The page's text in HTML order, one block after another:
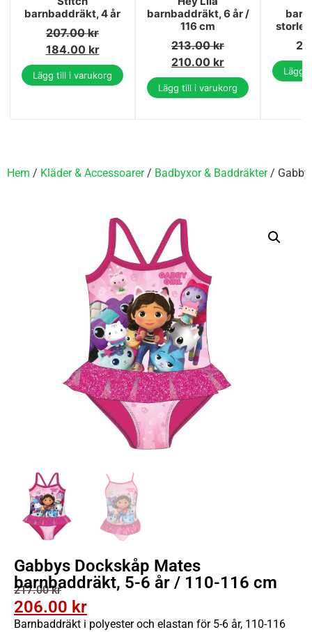
barnbaddräkt, 4 år
207.00kr
184.00 kr
Lägg till i varukorg
barnbaddräkt, 6 år /
116 cm
213.00kr
210.00 kr
Lägg till i varukorg
storlek
Lägg
Hem / Kläder & Accessoarer/ Badbyxor & Baddräkter/
Gabbys Dockskåp Mates
barnbaddräkt, 5-6 år / 110-116 cm
217.00kr
206.00 kr
Barnbaddräkt i polyester och elastan för 5-6 år, 110-116